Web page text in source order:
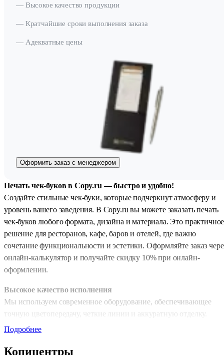
— Высокое качество продукции
— Кратчайшие сроки выполнения заказа
— Адекватные цены
Оформить заказ с менеджером
Печать чек-буков в Copy.ru — быстро и удобно!
Создайте стильные чек-буки, которые подчеркнут атмосферу и
уровень вашего заведения. В Copy.ru вы можете заказать печать
чек-буков любого формата, дизайна и материала. Это практичное
решение для ресторанов, кафе, баров и отелей, где важно
сочетание функциональности и эстетики. Оформляйте заказ
онлайн-калькулятор и получайте скидку 10% при онлайн-
оформлении.
Высокое качество исполнения
Мы используем современное оборудование, обеспечивающее
точную цветопередачу, четкие линии и аккуратную отделку.
Каждый чек-бук производится с вниманием к деталям, чтобы он
использование.
Подробнее
Копицентры